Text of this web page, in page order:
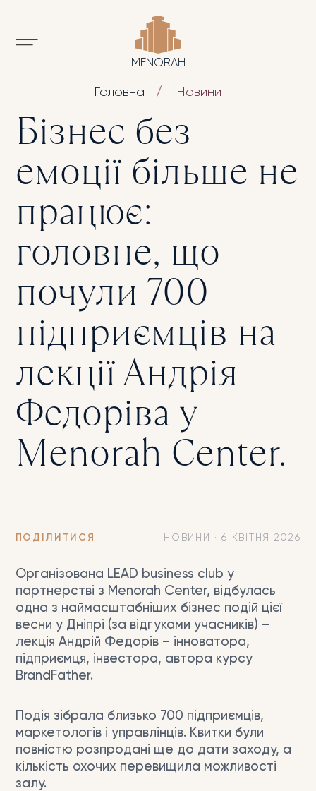
MENORAH
Головна Новини
Бізнес без
емоції більше не
працює:
головне, що
почули 700
підприємців на
лекції Андрія
Федоріва у
Menorah Center.
ПОДІЛИТИСЯ НОВИНИ · 6 КВІТНЯ 2026
Організована LEAD business club у
партнерстві з Menorah Center, відбулась
одна з наймасштабніших бізнес подій цієї
весни у Дніпрі (за відгуками учасників) –
лекція Андрій Федорів – інноватора,
підприємця, інвестора, автора курсу
BrandFather.
Подія зібрала близько 700 підприємців,
маркетологів і управлінців. Квитки були
повністю розпродані ще до дати заходу, а
кількість охочих перевищила можливості
залу.